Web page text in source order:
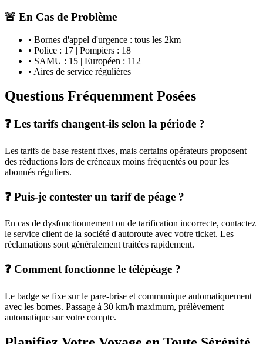
🚨 En Cas de Problème
• Bornes d'appel d'urgence : tous les 2km
• Police : 17 | Pompiers : 18
• SAMU : 15 | Européen : 112
• Aires de service régulières
Questions Fréquemment Posées
❓ Les tarifs changent-ils selon la période ?
Les tarifs de base restent fixes, mais certains opérateurs proposent
des réductions lors de créneaux moins fréquentés ou pour les
abonnés réguliers.
❓ Puis-je contester un tarif de péage ?
En cas de dysfonctionnement ou de tarification incorrecte, contactez
le service client de la société d'autoroute avec votre ticket. Les
réclamations sont généralement traitées rapidement.
❓ Comment fonctionne le télépéage ?
Le badge se fixe sur le pare-brise et communique automatiquement
avec les bornes. Passage à 30 km/h maximum, prélèvement
automatique sur votre compte.